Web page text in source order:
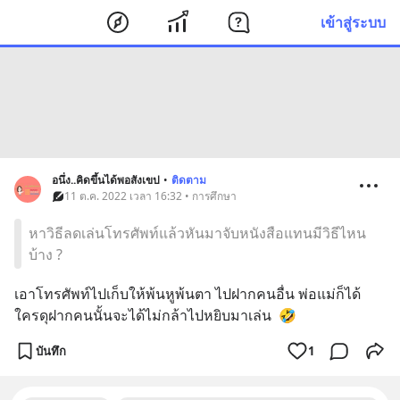
เข้าสู่ระบบ
อนึ่ง..คิดขึ้นได้พอสังเขป • ติดตาม
11 ต.ค. 2022 เวลา 16:32 • การศึกษา
หาวิธีลดเล่นโทรศัพท์แล้วหันมาจับหนังสือแทนมีวิธีไหน
บ้าง ?
เอาโทรศัพท์ไปเก็บให้พ้นหูพ้นตา ไปฝากคนอื่น พ่อแม่ก็ได้
ใครดุฝากคนนั้นจะได้ไม่กล้าไปหยิบมาเล่น  🤣
บันทึก 1